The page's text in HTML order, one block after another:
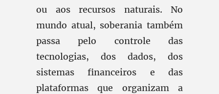
ou aos recursos naturais. No
mundo atual, soberania também
passa pelo controle das
tecnologias, dos dados, dos
sistemas financeiros e das
plataformas que organizam a